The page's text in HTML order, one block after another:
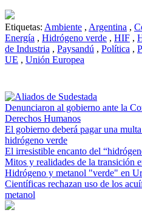
Etiquetas: Ambiente , Argentina ,
Energía , Hidrógeno verde , HIF ,
de Industria , Paysandú , Política ,
UE , Unión Europea
Denunciaron al gobierno ante la
Derechos Humanos
El gobierno deberá pagar una
hidrógeno verde
El irresistible encanto del
Mitos y realidades de la transición
Hidrógeno y metanol "verde" en
Científicas rechazan uso de los
metanol